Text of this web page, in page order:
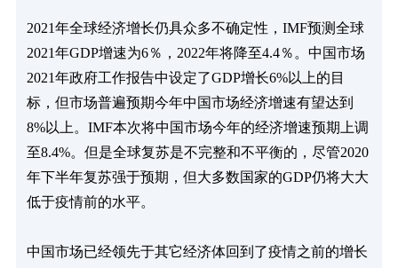
2021年全球经济增长仍具众多不确定性，IMF预测全球
2021年GDP增速为6％，2022年将降至4.4％。中国市场
2021年政府工作报告中设定了GDP增长6%以上的目
标，但市场普遍预期今年中国市场经济增速有望达到
8%以上。IMF本次将中国市场今年的经济增速预期上调
至8.4%。但是全球复苏是不完整和不平衡的，尽管2020
年下半年复苏强于预期，但大多数国家的GDP仍将大大
低于疫情前的水平。
中国市场已经领先于其它经济体回到了疫情之前的增长